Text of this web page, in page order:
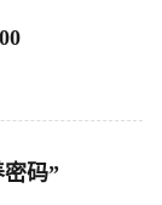
码”